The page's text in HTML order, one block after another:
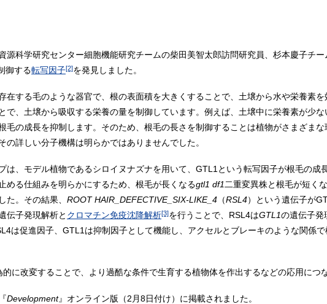
源科学研究センター細胞機能研究チームの柴田美智太郎訪問研究員、杉本慶子チ
御する転写因子[2]を発見しました。
在する毛のような器官で、根の表面積を大きくすることで、土壌から水や栄養素
で、土壌から吸収する栄養の量を制御しています。例えば、土壌中に栄養素が少
毛の成長を抑制します。そのため、根毛の長さを制御することは植物がさまざま
の詳しい分子機構は明らかではありませんでした。
は、モデル植物であるシロイヌナズナを用いて、GTL1という転写因子が根毛の成
める仕組みを明らかにするため、根毛が長くなるgtl1 df1 二重変異株と根毛が短く
た。その結果、 ROOT HAIR_DEFECTIVE_SIX-LIKE_4 （RSL4）という遺伝子が
伝子発現解析と クロマチン免疫沈降解析[3]を行うことで、RSL4はGTL1の遺伝子発
は促進因子、GTL1は抑制因子として機能し、アクセルとブレーキのような関係
に改変することで、より過酷な条件で生育する植物体を作出するなどの応用につ
Development』オンライン版（2月8日付け）に掲載されました。